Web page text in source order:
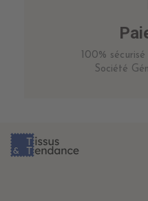
100%
Société